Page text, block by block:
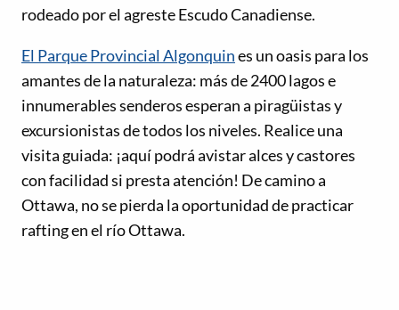
rodeado por el agreste Escudo Canadiense.
El Parque Provincial Algonquines un oasis para los
amantes de la naturaleza: más de 2400 lagos e
innumerables senderos esperan a piragüistas y
excursionistas de todos los niveles. Realice una
visita guiada: ¡aquí podrá avistar alces y castores
con facilidad si presta atención! De camino a
Ottawa, no se pierda la oportunidad de practicar
rafting en el río Ottawa.